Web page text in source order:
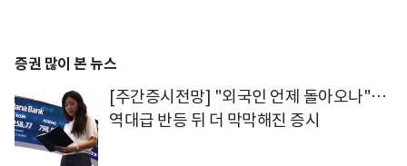
증권 많이 본 뉴스
[주간증시전망] "외국인 언제 돌아오나"…
역대급 반등 뒤 더 막막해진 증시